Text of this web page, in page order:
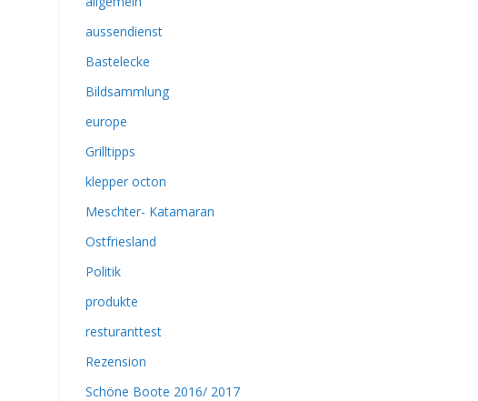
aussendienst
Bastelecke
Bildsammlung
europe
Grilltipps
klepper octon
Meschter- Katamaran
Ostfriesland
Politik
produkte
resturanttest
Rezension
Schöne Boote 2016/ 2017